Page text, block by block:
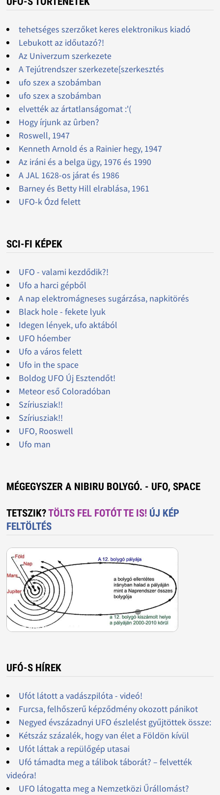
tehetséges szerzőket keres elektronikus kiadó
Lebukott az időutazó?!
Az Univerzum szerkezete
A Tejútrendszer szerkezete[szerkesztés
ufo szex a szobámban
ufo szex a szobámban
elvették az ártatlanságomat :'(
Hogy írjunk az ûrben?
Roswell, 1947
Kenneth Arnold és a Rainier hegy, 1947
Az iráni és a belga ügy, 1976 és 1990
A JAL 1628-os járat és 1986
Barney és Betty Hill elrablása, 1961
UFO-k Ózd felett
SCI-FI KÉPEK
UFO - valami kezdődik?!
Ufo a harci gépből
A nap elektromágneses sugárzása, napkitörés
Black hole - fekete lyuk
Idegen lények, ufo aktából
UFO hóember
Ufo a város felett
Ufo in the space
Boldog UFO Új Esztendőt!
Meteor eső Coloradóban
Szíriusziak!!
Szíriusziak!!
UFO, Rooswell
Ufo man
MÉGEGYSZER A NIBIRU BOLYGÓ. - UFO, SPACE
TETSZIK?TÖLTS FEL FOTÓT TE IS! ÚJ KÉP
FELTÖLTÉS
UFÓ-S HÍREK
Ufót látott a vadászpilóta - videó!
Furcsa, felhőszerű képződmény okozott pánikot
Negyed évszázadnyi UFO észlelést gyűjtöttek össze:
Kétszáz százalék, hogy van élet a Földön kívül
Ufót láttak a repülőgép utasai
Ufó támadta meg a tálibok táborát? – felvették
videóra!
UFO látogatta meg a Nemzetközi Űrállomást?